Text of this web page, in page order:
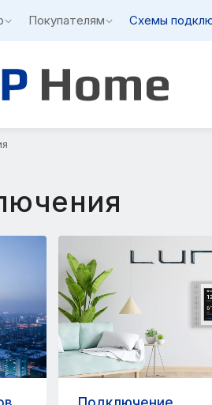
Покупателям Схемы